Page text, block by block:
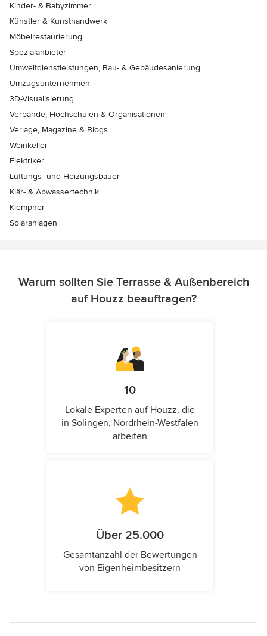
Kinder- & Babyzimmer
Künstler & Kunsthandwerk
Möbelrestaurierung
Spezialanbieter
Umweltdienstleistungen, Bau- & Gebäudesanierung
Umzugsunternehmen
3D-Visualisierung
Verbände, Hochschulen & Organisationen
Verlage, Magazine & Blogs
Weinkeller
Elektriker
Lüftungs- und Heizungsbauer
Klär- & Abwassertechnik
Klempner
Solaranlagen
Warum sollten Sie Terrasse & Außenbereich
auf Houzz beauftragen?
10
Lokale Experten auf Houzz, die
in Solingen, Nordrhein-Westfalen
arbeiten
Über 25.000
Gesamtanzahl der Bewertungen
von Eigenheimbesitzern